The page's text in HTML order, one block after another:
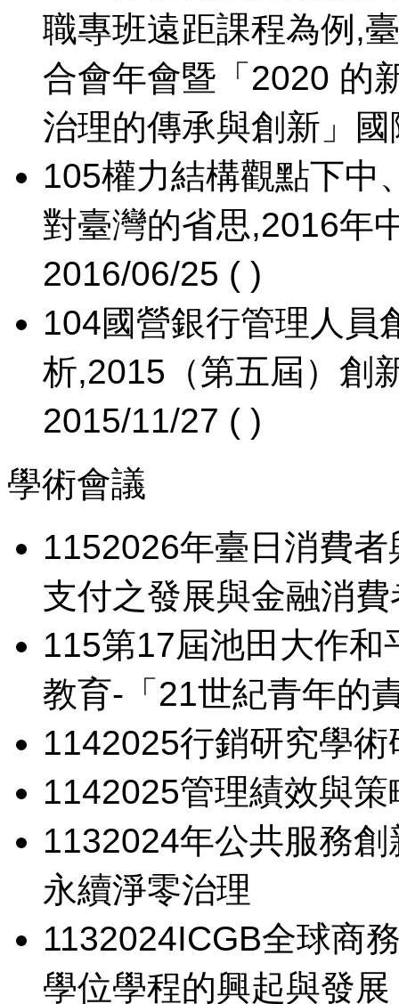
職專班遠距課程為例,
合會年會暨「2020 的
治理的傳承與創新」
105權力結構觀點下中
對臺灣的省思,2016年
2016/06/25 ( )
104國營銀行管理人員
析,2015（第五屆）創
2015/11/27 ( )
學術會議
1152026年臺日消費
支付之發展與金融消
115第17屆池田大作和
教育-「21世紀青年的
1142025行銷研究學術
1142025管理績效與策
1132024年公共服務
永續淨零治理
1132024ICGB全球商
學位學程的興起與發展